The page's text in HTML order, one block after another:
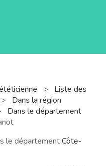
>
Liste des
>
Dans la région
Dans le département
le départementCôte-